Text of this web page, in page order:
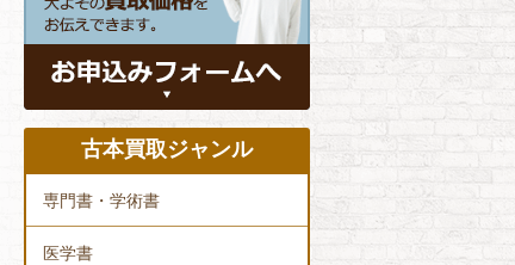
古本買取ジャンル
専門書・学術書
医学書